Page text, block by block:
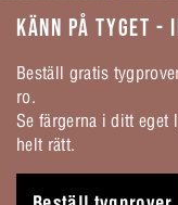
KÄNN PÅ TYGET -
Beställ gratis
ro.
Se färgerna i ditt
helt rätt.